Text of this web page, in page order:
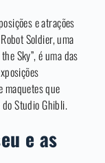
e atrações
Soldier, uma
Sky”, é uma das
maquetes que
Studio Ghibli.
e as